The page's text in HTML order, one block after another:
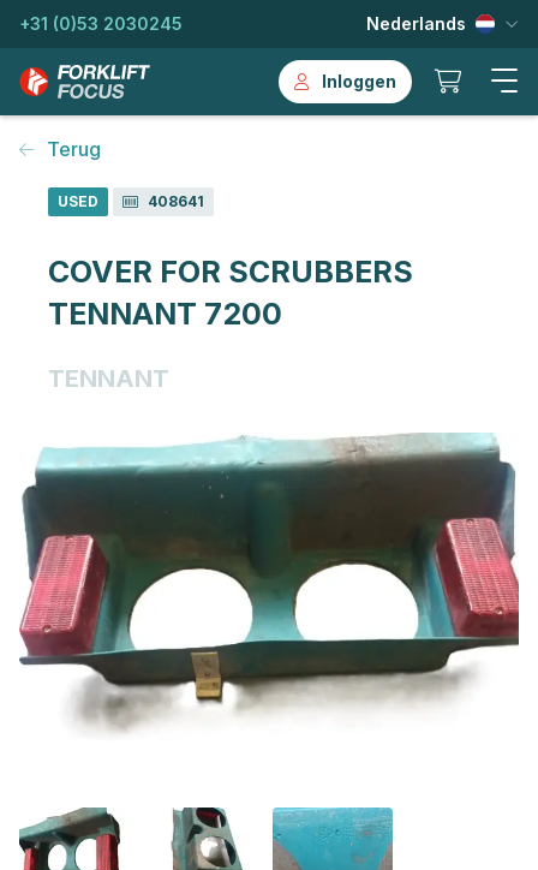
+31 (0)53 2030245 Nederlands
Inloggen
Terug
USED 408641
COVER FOR SCRUBBERS
TENNANT 7200
TENNANT